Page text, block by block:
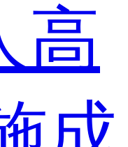
高